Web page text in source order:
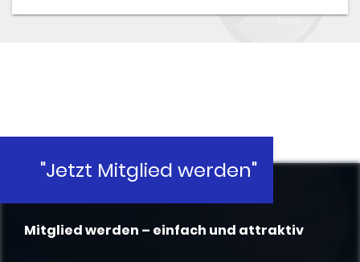
"Jetzt Mitglied werden"
Mitglied werden – einfach und attraktiv